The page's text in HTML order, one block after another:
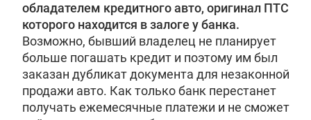
обладателем кредитного авто, оригинал ПТС
которого находится в залоге у банка.
Возможно, бывший владелец не планирует
больше погашать кредит и поэтому им был
заказан дубликат документа для незаконной
продажи авто. Как только банк перестанет
получать ежемесячные платежи и не сможет